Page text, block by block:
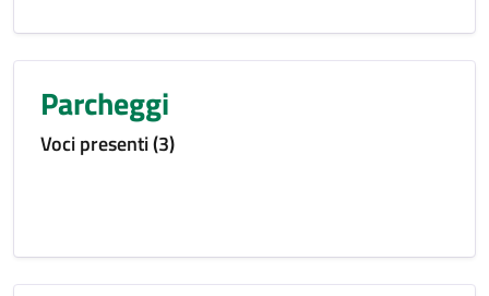
Parcheggi
Voci presenti (3)